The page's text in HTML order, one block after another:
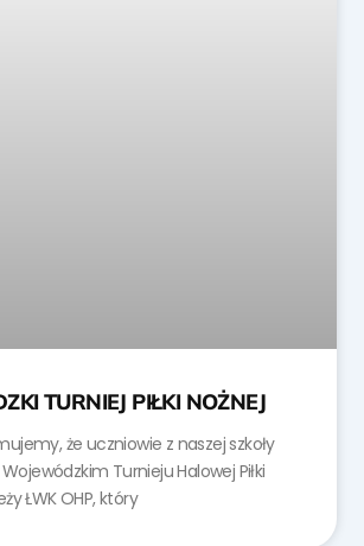
TURNIEJ PIŁKI NOŻNEJ
że uczniowie z naszej szkoły
Turnieju Halowej Piłki
ŁWK OHP, który